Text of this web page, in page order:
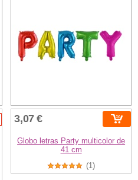
3,07 €
Globo letras Party multicolor de
41 cm
(1)